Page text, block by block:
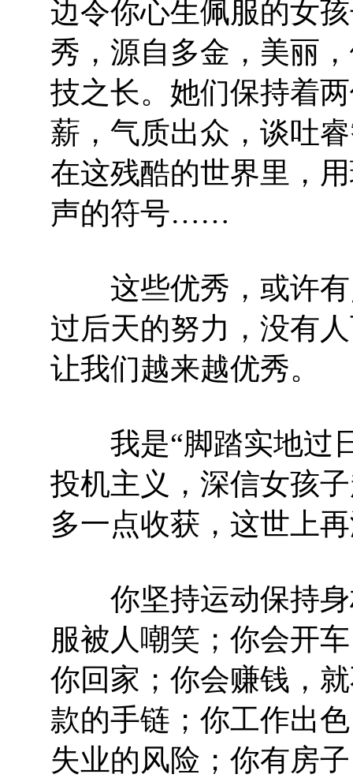
边令你心生佩服的女
秀，源自多金，美丽
技之长。她们保持着
薪，气质出众，谈吐
在这残酷的世界里，
声的符号……
这些优秀，或许有
过后天的努力，没有
让我们越来越优秀。
我是“脚踏实地过日
投机主义，深信女孩
多一点收获，这世上
你坚持运动保持身
服被人嘲笑；你会开
你回家；你会赚钱，
款的手链；你工作出
失业的风险；你有房